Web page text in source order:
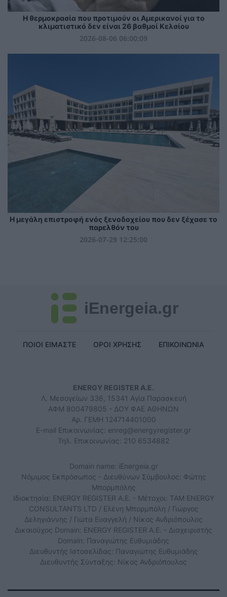
Η θερμοκρασία που προτιμούν οι Αμερικανοί για το
κλιματιστικό δεν είναι 26 βαθμοί Κελσίου
2026-08-06 06:00:09
Η μεγάλη επιστροφή ενός ξενοδοχείου που δεν ξέχασε το
παρελθόν του
2026-07-29 12:25:00
iEnergeia.gr
ΠΟΙΟΙ ΕΙΜΑΣΤΕ ΟΡΟΙ ΧΡΗΣΗΣ ΕΠΙΚΟΙΝΩΝΙΑ
ENERGY REGISTER Α.Ε.
Λ. Μεσογείων 336, 15341 Αγία Παρασκευή
ΑΦΜ 800479805 - ΔΟΥ ΦΑΕ ΑΘΗΝΩΝ
Αρ. ΓΕΜΗ 124714401000
E-mail Επικοινωνίας: enreg@energyregister.gr
Τηλ. Επικοινωνίας: 210 6534882
Domain name: iEnergeia.gr
Νόμιμος Εκπρόσωπος - Διευθύνων Σύμβουλος: Φώτης
Μπορμπόλης
Ιδιοκτησία: ENERGY REGISTER Α.Ε. - Μέτοχοι: TAM ENERGY
CONSULTANTS LTD / Ελένη Μπορμπόλη / Γιώργος
Δεληγιάννης / Γιώτα Ευαγγελή / Νίκος Ανδριόπουλος
Δικαιούχος Domain: ENERGY REGISTER Α.Ε. - Διαχειριστής
Domain: Παναγιώτης Ευθυμιάδης
Διευθυντής Ιστοσελίδας: Παναγιώτης Ευθυμιάδης
Διευθυντής Σύνταξης: Νίκος Ανδριόπουλος